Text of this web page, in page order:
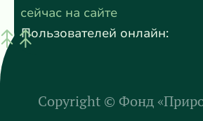
сейчас на сайте
Пользователей онлайн:
Copyright © Фонд